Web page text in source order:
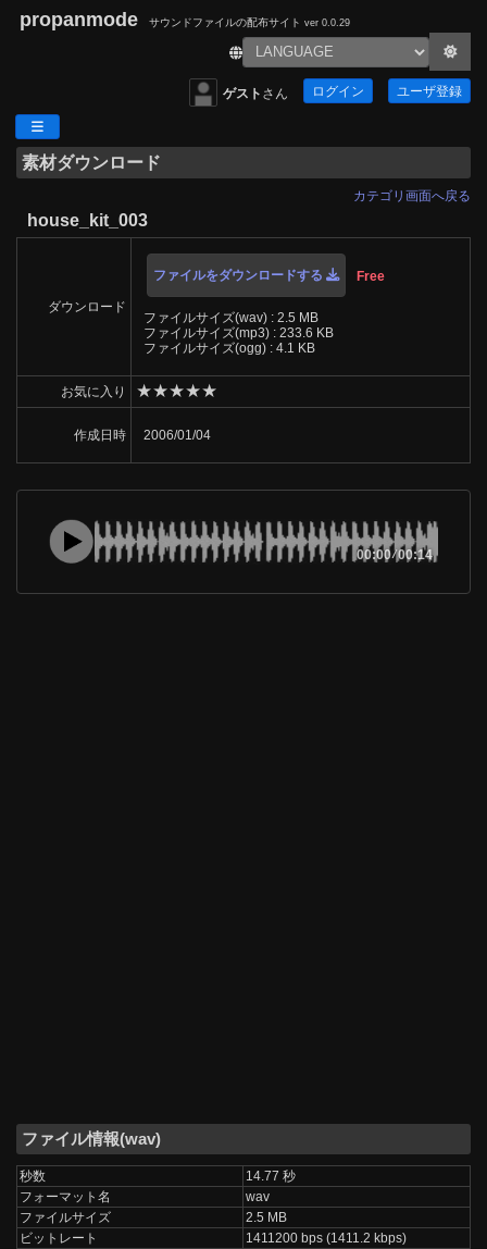
propanmode サウンドファイルの配布サイト ver 0.0.29
ゲスト さん ログイン ユーザ登録
素材ダウンロード
カテゴリ画面へ戻る
house_kit_003
ダウンロード
ファイルをダウンロードする Free
ファイルサイズ(wav) : 2.5 MB
ファイルサイズ(mp3) : 233.6 KB
ファイルサイズ(ogg) : 4.1 KB
お気に入り ★★★★★
作成日時 2006/01/04
00:00/00:14
ファイル情報(wav)
秒数
14.77 秒
フォーマット名
wav
ファイルサイズ
2.5 MB
ビットレート
1411200 bps (1411.2 kbps)